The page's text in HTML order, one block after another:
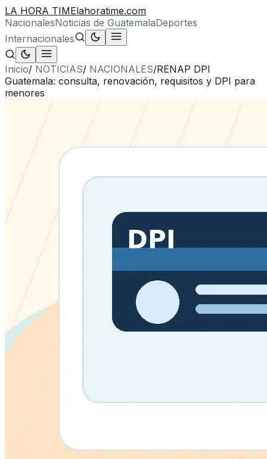
LA HORA TIMElahoratime.com
NacionalesNoticias de GuatemalaDeportes
Internacionales
Inicio/ NOTICIAS/ NACIONALES/RENAP DPI
Guatemala: consulta, renovación, requisitos y DPI para
menores